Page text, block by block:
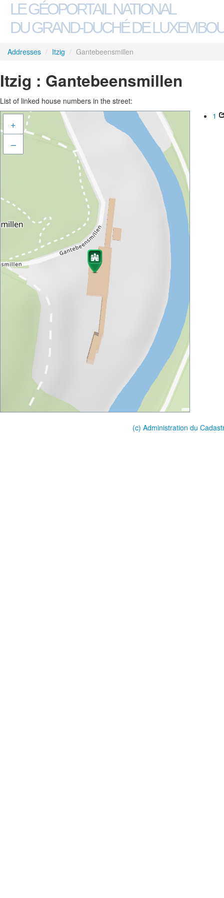
LE GÉOPORTAIL NATIONAL
DU GRAND-DUCHÉ DE
Addresses / Itzig / Gantebeensmillen
Itzig : Gantebeensmillen
List of linked house numbers in the street:
+
–
1
(c) Administration du